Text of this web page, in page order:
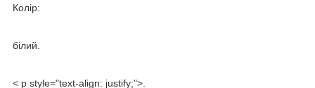
Колір:
білий.
< p style="text-align: justify;">